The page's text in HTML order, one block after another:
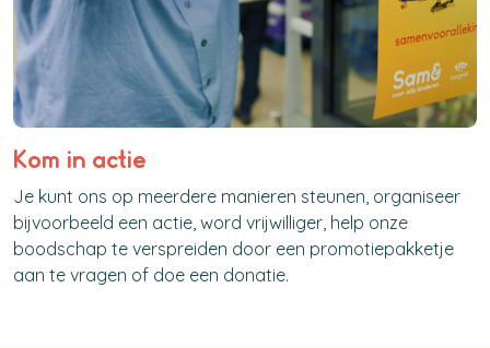
Kom in actie
Je kunt ons op meerdere manieren steunen, organiseer
bijvoorbeeld een actie, word vrijwilliger, help onze
boodschap te verspreiden door een promotiepakketje
aan te vragen of doe een donatie.